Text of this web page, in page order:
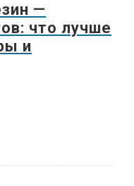
—
что лучше
и